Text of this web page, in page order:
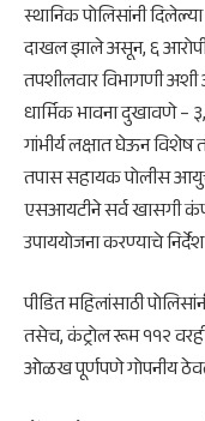
स्थानिक पोलिसांनी
दाखल झाले असून, ६
तपशीलवार विभागणी
धार्मिक भावना दुखावणे –
गांभीर्य लक्षात घेऊन
तपास सहायक पोलीस
एसआयटीने सर्व खासगी
उपाययोजना करण्याचे
पीडित महिलांसाठी
तसेच, कंट्रोल रूम ११२
ओळख पूर्णपणे गोपनीय